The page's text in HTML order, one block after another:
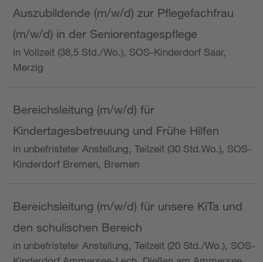
Auszubildende (m/w/d) zur Pflegefachfrau
(m/w/d) in der Seniorentagespflege
in Vollzeit (38,5 Std./Wo.), SOS-Kinderdorf Saar,
Merzig
Bereichsleitung (m/w/d) für
Kindertagesbetreuung und Frühe Hilfen
in unbefristeter Anstellung, Teilzeit (30 Std.Wo.), SOS-
Kinderdorf Bremen, Bremen
Bereichsleitung (m/w/d) für unsere KiTa und
den schulischen Bereich
in unbefristeter Anstellung, Teilzeit (20 Std./Wo.), SOS-